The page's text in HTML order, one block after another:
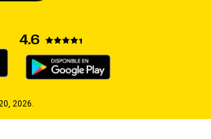
4.6
2026.